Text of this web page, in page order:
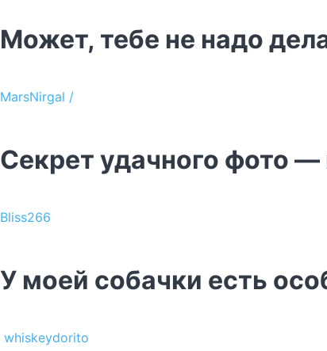
Может, тебе не надо
MarsNirgal /
Секрет удачного фото
Bliss266
У моей собачки есть
whiskeydorito